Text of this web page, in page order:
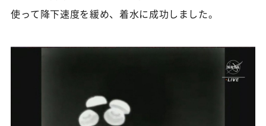
使って降下速度を緩め、着水に成功しました。